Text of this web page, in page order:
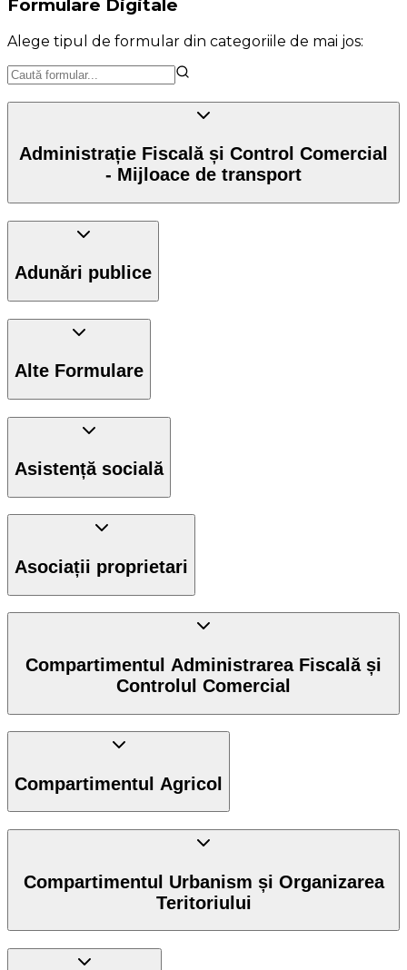
Formulare Digitale
Alege tipul de formular din categoriile de mai jos:
Administrație Fiscală și Control Comercial
- Mijloace de transport
Adunări publice
Alte Formulare
Asistență socială
Asociații proprietari
Compartimentul Administrarea Fiscală și
Controlul Comercial
Compartimentul Agricol
Compartimentul Urbanism și Organizarea
Teritoriului